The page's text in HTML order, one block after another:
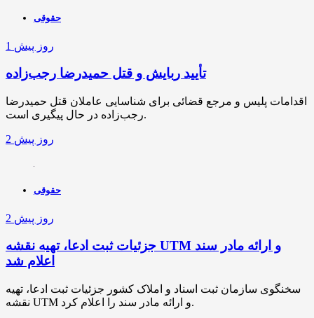
حقوقی
1 روز پیش
تأیید ربایش و قتل حمیدرضا رجب‌زاده
اقدامات پلیس و مرجع قضائی برای شناسایی عاملان قتل حمیدرضا
رجب‌زاده در حال پیگیری است.
2 روز پیش
حقوقی
2 روز پیش
جزئیات ثبت ادعا، تهیه نقشه UTM و ارائه مادر سند
اعلام شد
سخنگوی سازمان ثبت اسناد و املاک کشور جزئیات ثبت ادعا، تهیه
نقشه UTM و ارائه مادر سند را اعلام کرد.